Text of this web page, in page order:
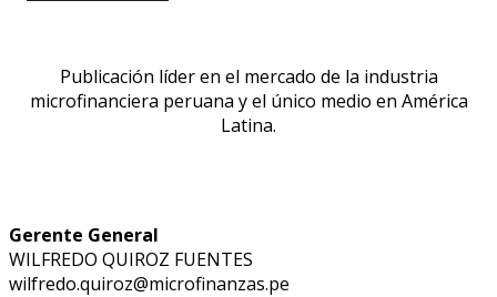
Publicación líder en el mercado de la industria
microfinanciera peruana y el único medio en América
Latina.
Gerente General
WILFREDO QUIROZ FUENTES
wilfredo.quiroz@microfinanzas.pe